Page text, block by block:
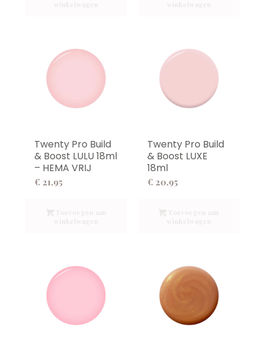
Twenty Pro Build
& Boost LULU 18ml
– HEMA VRIJ
€ 21,95
Twenty Pro Build
& Boost LUXE
18ml
€ 20,95